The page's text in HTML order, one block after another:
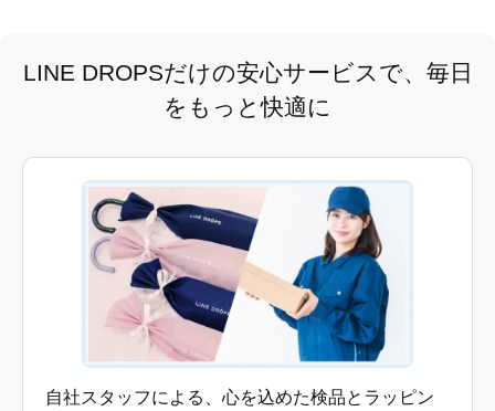
LINE DROPSだけの安心サービスで、毎日
をもっと快適に
自社スタッフによる、心を込めた検品とラッピン